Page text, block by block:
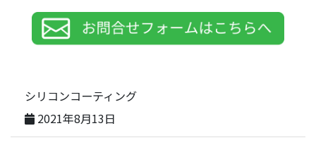
シリコンコーティング
2021年8月13日